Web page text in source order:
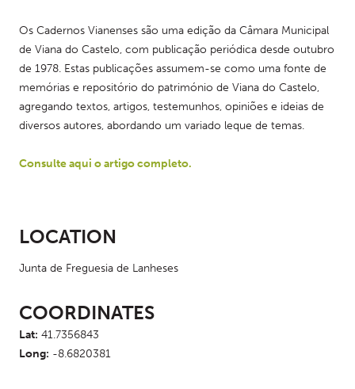
Os Cadernos Vianenses são uma edição da Câmara Municipal
de Viana do Castelo, com publicação periódica desde outubro
de 1978. Estas publicações assumem-se como uma fonte de
memórias e repositório do património de Viana do Castelo,
agregando textos, artigos, testemunhos, opiniões e ideias de
diversos autores, abordando um variado leque de temas.
Consulte aqui o artigo completo.
LOCATION
Junta de Freguesia de Lanheses
COORDINATES
Lat: 41.7356843
Long: -8.6820381